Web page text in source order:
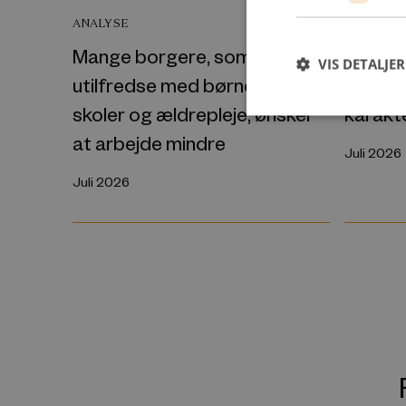
ANALYSE
Mange borgere, som er
utilfredse med børnepasning,
skoler og ældrepleje, ønsker
at arbejde mindre
Juli 2026
et
Juli 2026
VIS DETALJER